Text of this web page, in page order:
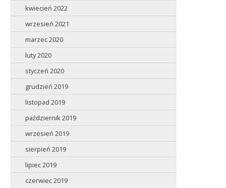
kwiecień 2022
wrzesień 2021
marzec 2020
luty 2020
styczeń 2020
grudzień 2019
listopad 2019
październik 2019
wrzesień 2019
sierpień 2019
lipiec 2019
czerwiec 2019